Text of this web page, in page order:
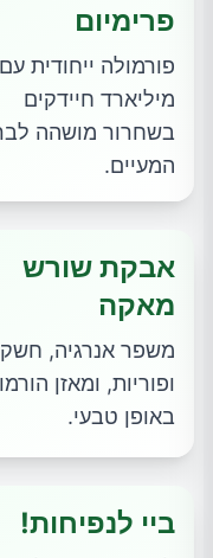
פרימיום
מיליארד חיידקים
בשחרור מושהה
המעיים.
אבקת שורש
מאקה
משפר אנרגיה, חשק
ופוריות, ומאזן
באופן טבעי.
ביי לנפיחות!